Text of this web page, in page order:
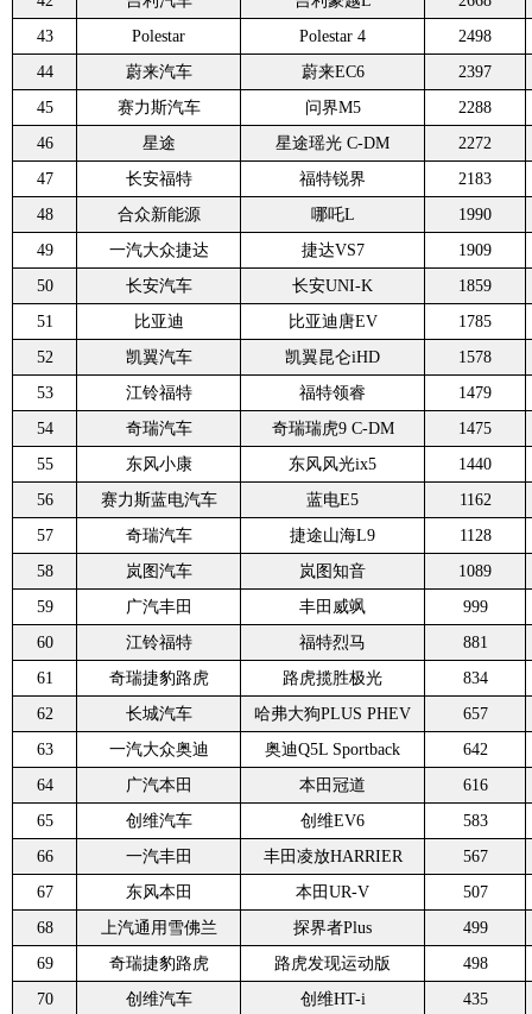
43
Polestar Polestar 4
2498
44
蔚来汽车 蔚来EC6
2397
45
赛力斯汽车 问界M5
2288
46
星途 星途瑶光 C-DM
2272
47
长安福特 福特锐界
2183
48
合众新能源 哪吒L
1990
49
一汽大众捷达 捷达VS7
1909
50
长安汽车 长安UNI-K
1859
51
比亚迪 比亚迪唐EV
1785
52
凯翼汽车 凯翼昆仑iHD
1578
53
江铃福特 福特领睿
1479
54
奇瑞汽车 奇瑞瑞虎9 C-DM
1475
55
东风小康 东风风光ix5
1440
56
赛力斯蓝电汽车 蓝电E5
1162
57
奇瑞汽车 捷途山海L9
1128
58
岚图汽车 岚图知音
1089
59
广汽丰田 丰田威飒
999
60
江铃福特 福特烈马
881
61
奇瑞捷豹路虎 路虎揽胜极光
834
62
长城汽车 哈弗大狗PLUS PHEV
657
63
一汽大众奥迪 奥迪Q5L Sportback
642
64
广汽本田 本田冠道
616
65
创维汽车 创维EV6
583
66
一汽丰田 丰田凌放HARRIER
567
67
东风本田 本田UR-V
507
68
上汽通用雪佛兰 探界者Plus
499
69
奇瑞捷豹路虎 路虎发现运动版
498
70
创维汽车 创维HT-i 435